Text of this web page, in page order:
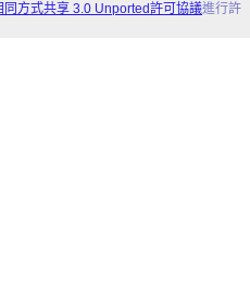
同方式共享 3.0 Unported許可協議進行許